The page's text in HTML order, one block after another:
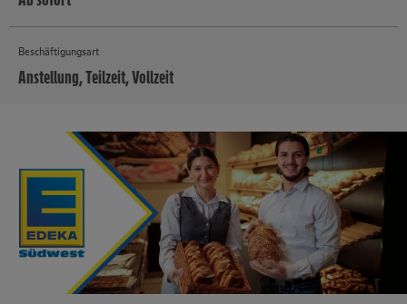
Beschäftigungsart
Anstellung, Teilzeit, Vollzeit